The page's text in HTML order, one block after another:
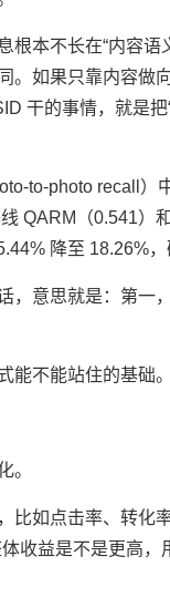
根本不长在“内容语
。如果只靠内容做
干的事情，就是把
to-photo recall）
QARM（0.541）
降至 18.26%
，意思就是：第一
能不能站住的基础
。
比如点击率、转化
收益是不是更高